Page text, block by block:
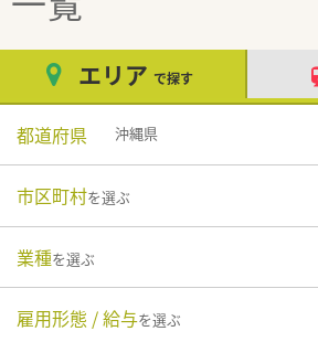
エリア で探す
都道府県 沖縄県
市区町村を選ぶ
業種を選ぶ
雇用形態 / 給与を選ぶ